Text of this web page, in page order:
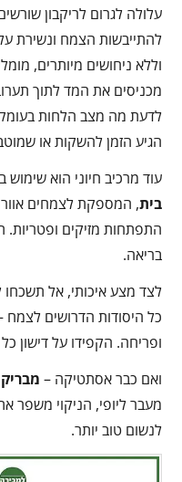
עלולה לגרום לריקבון
להתייבשות הצמח ונשירת
וללא ניחושים מיותרים,
מכניסים את המד לתוך
לדעת מה מצב הלחות
הגיע הזמן להשקות או
עוד מרכיב חיוני הוא שימוש
בית, המספקת לצמחים
התפתחות מזיקים
בריאה.
לצד מצע איכותי, אל
כל היסודות הדרושים
ופריחה. הקפידו על דישון כל 2–3 שבועות, לפי הוראות
ואם כבר אסתטיקה –
מעבר ליופי, הניקוי משפר
לנשום טוב יותר.